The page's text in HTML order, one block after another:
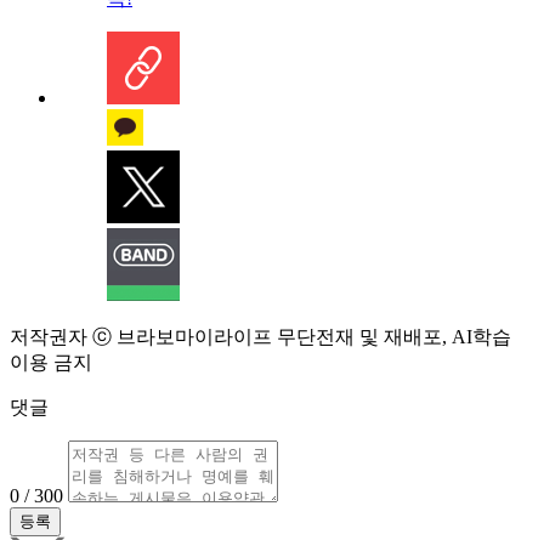
저작권자 ⓒ 브라보마이라이프 무단전재 및 재배포, AI학습
이용 금지
댓글
0 / 300